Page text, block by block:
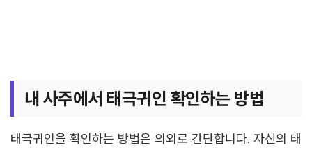
내 사주에서 태극귀인 확인하는 방법
태극귀인을 확인하는 방법은 의외로 간단합니다. 자신의 태